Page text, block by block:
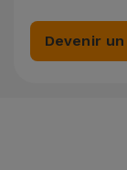
Devenir